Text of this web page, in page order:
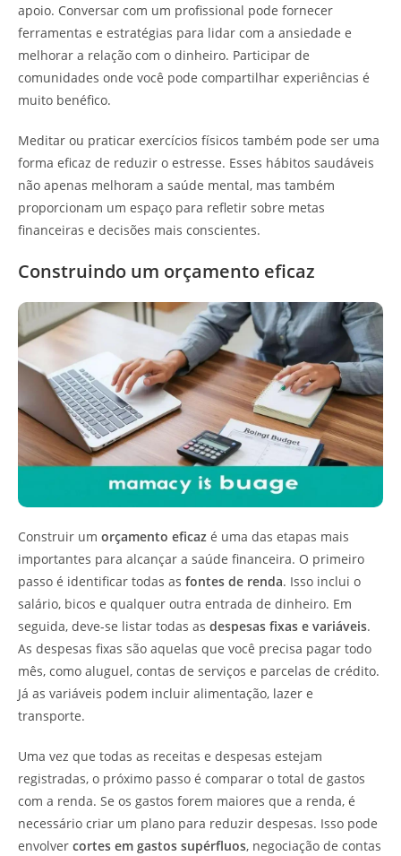
apoio. Conversar com um profissional pode fornecer
ferramentas e estratégias para lidar com a ansiedade e
melhorar a relação com o dinheiro. Participar de
comunidades onde você pode compartilhar experiências é
muito benéfico.
Meditar ou praticar exercícios físicos também pode ser uma
forma eficaz de reduzir o estresse. Esses hábitos saudáveis
não apenas melhoram a saúde mental, mas também
proporcionam um espaço para refletir sobre metas
financeiras e decisões mais conscientes.
Construindo um orçamento eficaz
Construir um orçamento eficaz é uma das etapas mais
importantes para alcançar a saúde financeira. O primeiro
passo é identificar todas as fontes de renda. Isso inclui o
salário, bicos e qualquer outra entrada de dinheiro. Em
seguida, deve-se listar todas as despesas fixas e variáveis.
As despesas fixas são aquelas que você precisa pagar todo
mês, como aluguel, contas de serviços e parcelas de crédito.
Já as variáveis podem incluir alimentação, lazer e
transporte.
Uma vez que todas as receitas e despesas estejam
registradas, o próximo passo é comparar o total de gastos
com a renda. Se os gastos forem maiores que a renda, é
necessário criar um plano para reduzir despesas. Isso pode
envolver cortes em gastos supérfluos, negociação de contas